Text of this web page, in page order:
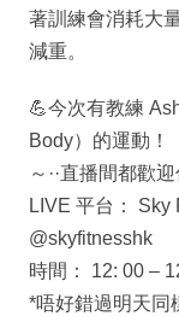
著訓練會消耗大
減重。
💪今次有教練
Body）的運動！
～··直播間都歡
LIVE 平台： Sky
@skyfitnesshk
時間： 12: 00 –
*唔好錯過明天同